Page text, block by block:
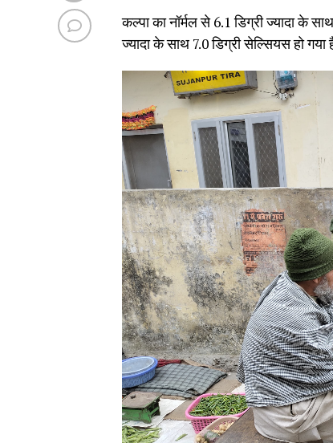
कल्पा का नॉर्मल से 6.1 डिग्री ज्यादा के
ज्यादा के साथ 7.0 डिग्री सेल्सियस हो